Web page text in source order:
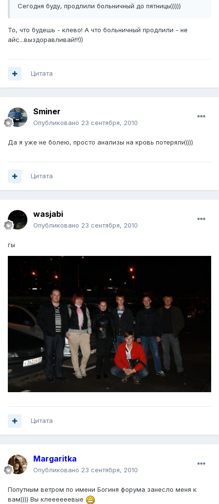
Сегодня буду, продлили больничный до пятницы)))))
То, что будешь - клево! А что больничный продлили - не
айс...выздоравливай!!!))
Цитата
Sminer
Опубликовано 23 сентября, 2010
Да я уже не болею, просто анализы на кровь потеряли))))
Цитата
wasjabi
Опубликовано 23 сентября, 2010
гы
Цитата
Margaritka
Опубликовано 23 сентября, 2010
Попутным ветром по имени Богиня форума занесло меня к
вам)))) Вы клеееееевые